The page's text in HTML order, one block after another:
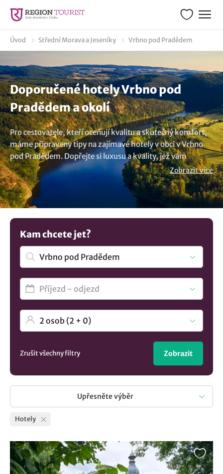
Úvod Střední Morava a Jeseníky Vrbno pod Pradědem
Doporučené hotely Vrbno pod
Pradědem a okolí
Pro cestovatele, kteří oceňují kvalitu a skutečný komfort,
máme připraveny tipy na zajímavé hotely v obci v Vrbno
pod Pradědem. Dopřejte si luxusu a kvality, jež vám
dopřeje hotel, kde oceníte služby na vysoké úrovni a
výbornou kuchyni. A pokud si chcete skutečně odpočinout,
zkuste wellnes, které mají v nabídce různé hotely v
širokém okolí destinace v Vrbno pod Pradědem. Tak na nic
nečekejte a projděte si naši nabídku. Určitě si vyberete.
Nevybrali jste si? Mrkněte na všechna
Vrbno pod Pradědem.
Zobrazit více
Kam chcete jet?
Zrušit všechny filtry Zobrazit
Upřesněte výběr
Hotely